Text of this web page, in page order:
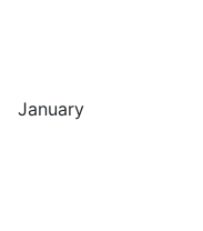
January